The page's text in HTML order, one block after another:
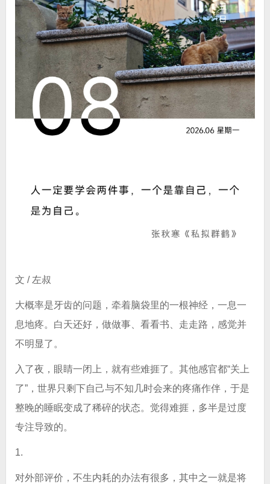
文 / 左叔
大概率是牙齿的问题，牵着脑袋里的一根神经，一息一
息地疼。白天还好，做做事、看看书、走走路，感觉并
不明显了。
入了夜，眼睛一闭上，就有些难捱了。其他感官都“关上
了”，世界只剩下自己与不知几时会来的疼痛作伴，于是
整晚的睡眠变成了稀碎的状态。觉得难捱，多半是过度
专注导致的。
1.
对外部评价，不生内耗的办法有很多，其中之一就是将